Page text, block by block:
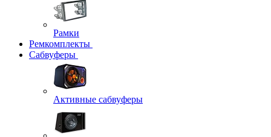
Рамки
Ремкомплекты
Сабвуферы
Активные сабвуферы